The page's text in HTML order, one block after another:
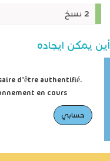
2 نسخ
أين يمكن ايجاده
d'être authentifié.
en cours.
حسابي